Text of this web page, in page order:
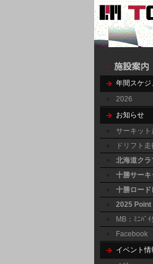
年間スケジ
2026
お知らせ
サーキッ
ドリフト
北海道クラ
十勝サー
十勝ロー
2025
MB：ﾐﾆﾊﾞｲ
Facebook
イベント情